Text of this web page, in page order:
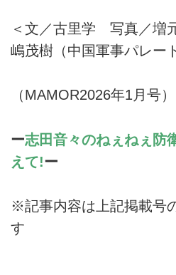
＜文／古里学 写真／増
嶋茂樹（中国軍事パレー
（MAMOR2026年1月号）
ー志田音々のねぇねぇ防
えて!ー
※記事内容は上記掲載号
す